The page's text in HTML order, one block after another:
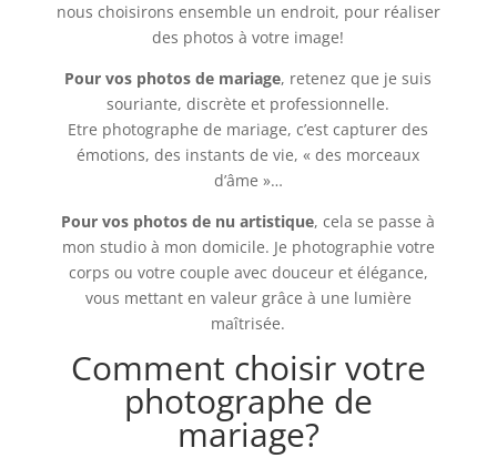
nous choisirons ensemble un endroit, pour réaliser
des photos à votre image!
Pour vos photos de mariage, retenez que je suis
souriante, discrète et professionnelle.
Etre photographe de mariage, c’est capturer des
émotions, des instants de vie, « des morceaux
d’âme »…
Pour vos photos de nu artistique, cela se passe à
mon studio à mon domicile. Je photographie votre
corps ou votre couple avec douceur et élégance,
vous mettant en valeur grâce à une lumière
maîtrisée.
Comment choisir votre
photographe de
mariage?